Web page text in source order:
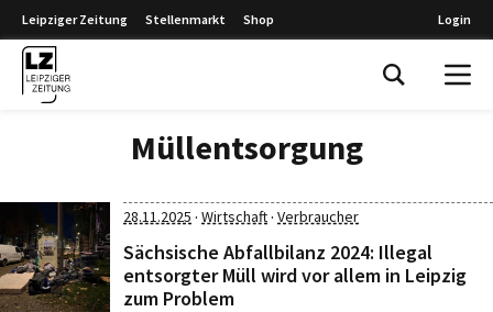
Leipziger Zeitung Stellenmarkt Shop Login
Müllentsorgung
28.11.2025 · Wirtschaft· Verbraucher
Sächsische Abfallbilanz 2024: Illegal
entsorgter Müll wird vor allem in Leipzig
zum Problem